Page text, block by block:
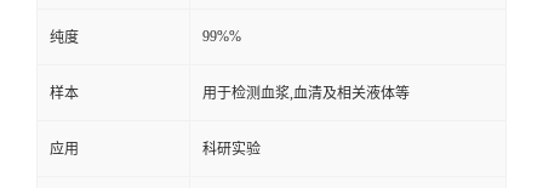
纯度 99%%
样本 用于检测血浆,血清及相关液体等
应用 科研实验